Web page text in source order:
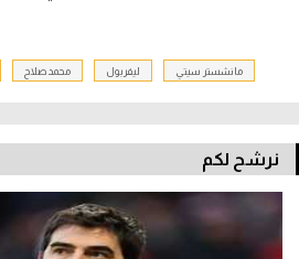
مانشستر سيتي ليفربول محمد صلاح
نرشح لكم